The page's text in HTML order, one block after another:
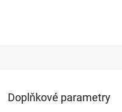
Doplňkové parametry